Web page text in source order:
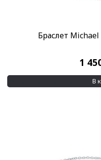
Цирконий (21)
Браслет Michael
1
В